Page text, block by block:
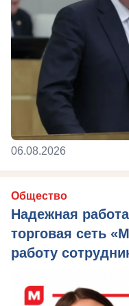
06.08.2026
Общество
Надежная
торговая сеть
работу